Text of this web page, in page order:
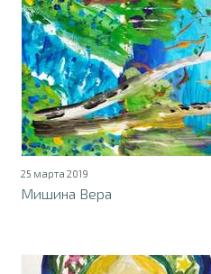
25 марта 2019
Мишина Вера